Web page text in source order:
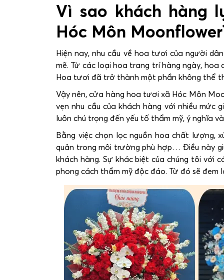
Vì sao khách hàng
Hóc Môn
Hiện nay, nhu cầu về hoa tươi của người
mẽ. Từ các loại hoa trang trí hàng ngày, hoa
Hoa tươi đã trở thành một phần không thể
Vậy nên, cửa hàng hoa tươi xã Hóc Môn
vẹn nhu cầu của khách hàng với nhiều mức
luôn chú trọng đến yếu tố thẩm mỹ, ý nghĩa
Bằng việc chọn lọc nguồn hoa chất lượng,
quản trong môi trường phù hợp… Điều này
khách hàng. Sự khác biệt của chúng tôi với
phong cách thẩm mỹ độc đáo. Từ đó sẽ